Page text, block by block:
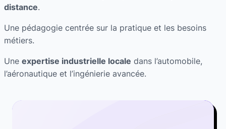
distance.
Une pédagogie centrée sur la pratique et les besoins
métiers.
Une expertise industrielle locale dans l’automobile,
l’aéronautique et l’ingénierie avancée.